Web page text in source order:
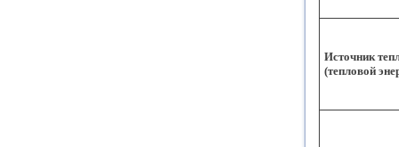
Источник
(тепловой